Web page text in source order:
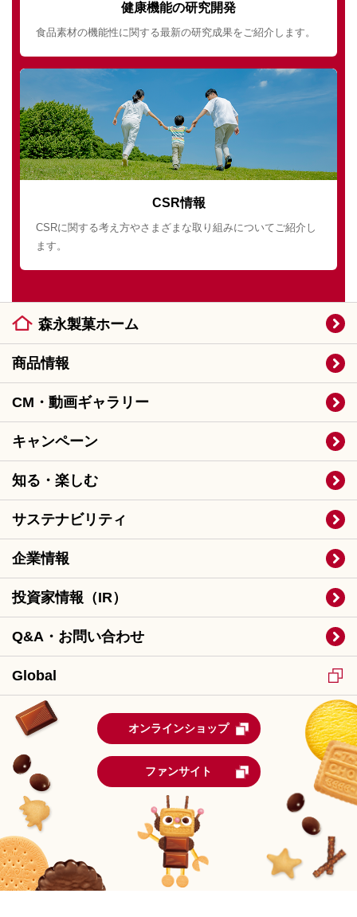
健康機能の研究開発
食品素材の機能性に関する最新の研究成果をご紹介します。
CSR情報
CSRに関する考え方やさまざまな取り組みについてご紹介し
ます。
森永製菓ホーム
商品情報
CM・動画ギャラリー
キャンペーン
知る・楽しむ
サステナビリティ
企業情報
投資家情報（IR）
Q&A・お問い合わせ
Global
オンラインショップ
ファンサイト